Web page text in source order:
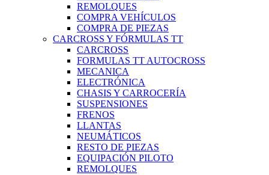
REMOLQUES
COMPRA VEHÍCULOS
COMPRA DE PIEZAS
CARCROSS Y FÓRMULAS TT
CARCROSS
FORMULAS TT AUTOCROSS
MECANICA
ELECTRÓNICA
CHASIS Y CARROCERÍA
SUSPENSIONES
FRENOS
LLANTAS
NEUMÁTICOS
RESTO DE PIEZAS
EQUIPACIÓN PILOTO
REMOLQUES